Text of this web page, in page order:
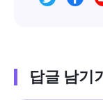
답글 남기